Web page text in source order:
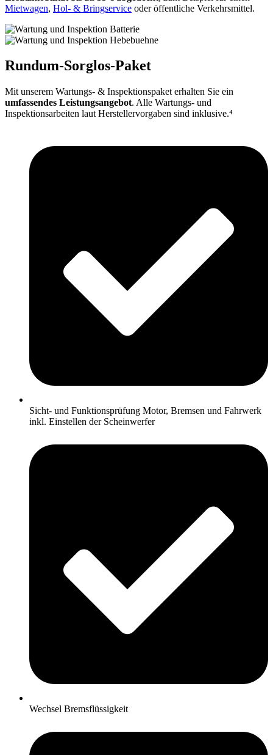
Mietwagen, Hol- & Bringservice oder öffentliche Verkehrsmittel.
Rundum-Sorglos-Paket
Mit unserem Wartungs- & Inspektionspaket erhalten Sie ein
umfassendes Leistungsangebot. Alle Wartungs- und
Inspektionsarbeiten laut Herstellervorgaben sind inklusive.⁴
Sicht- und Funktionsprüfung Motor, Bremsen und Fahrwerk
inkl. Einstellen der Scheinwerfer
Wechsel Bremsflüssigkeit